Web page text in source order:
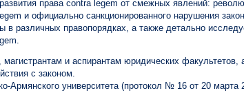
права contra legem от смежных явлений:
и официально санкционированного нарушения
в различных правопорядках, а также детально
и аспирантам юридических факультетов,
с законом.
Армянского университета (протокол № 16 от 20 марта